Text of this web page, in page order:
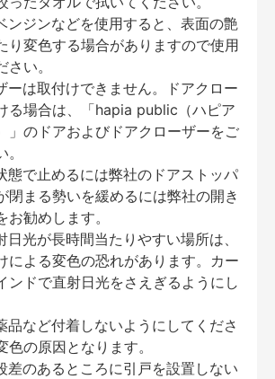
ジンなどを使用すると、表面の艶
り変色する場合がありますので使用
さい。
は取付けできません。ドアクロー
る場合は、「hapia public（ハピア
」のドアおよびドアクローザーをご
で止めるには弊社のドアストッパ
閉まる勢いを緩めるには弊社の開き
お勧めします。
光が長時間当たりやすい場所は、
による変色の恐れがあります。カー
ンドで直射日光をさえぎるようにし
など付着しないようにしてくださ
色の原因となります。
のあるところに引戸を設置しない